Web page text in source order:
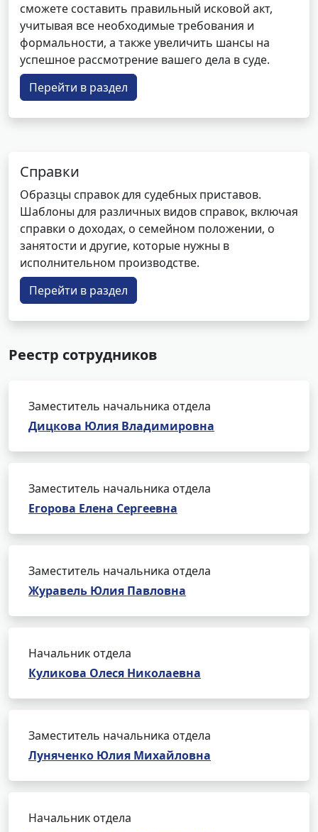
сможете составить правильный исковой акт,
учитывая все необходимые требования и
формальности, а также увеличить шансы на
успешное рассмотрение вашего дела в суде.
Перейти в раздел
Справки
Образцы справок для судебных приставов.
Шаблоны для различных видов справок, включая
справки о доходах, о семейном положении, о
занятости и другие, которые нужны в
исполнительном производстве.
Перейти в раздел
Реестр сотрудников
Заместитель начальника отдела
Дицкова Юлия Владимировна
Заместитель начальника отдела
Егорова Елена Сергеевна
Заместитель начальника отдела
Журавель Юлия Павловна
Начальник отдела
Куликова Олеся Николаевна
Заместитель начальника отдела
Луняченко Юлия Михайловна
Начальник отдела